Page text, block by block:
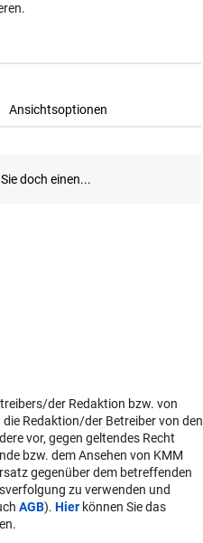
der Redaktion bzw. von
Redaktion/der Betreiber von den
vor, gegen geltendes Recht
bzw. dem Ansehen von KMM
gegenüber dem betreffenden
zu verwenden und
AGB). Hier können Sie das